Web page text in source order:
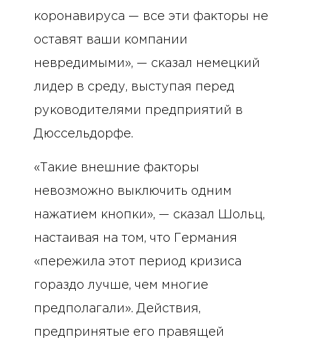
коронавируса — все эти факторы не
оставят ваши компании
невредимыми», — сказал немецкий
лидер в среду, выступая перед
руководителями предприятий в
Дюссельдорфе.
«Такие внешние факторы
невозможно выключить одним
нажатием кнопки», — сказал Шольц,
настаивая на том, что Германия
«пережила этот период кризиса
гораздо лучше, чем многие
предполагали». Действия,
предпринятые его правящей